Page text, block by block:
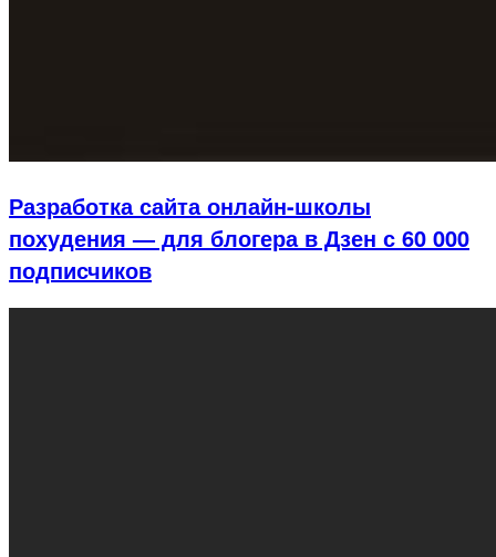
Разработка сайта онлайн-школы
похудения — для блогера в Дзен с 60 000
подписчиков